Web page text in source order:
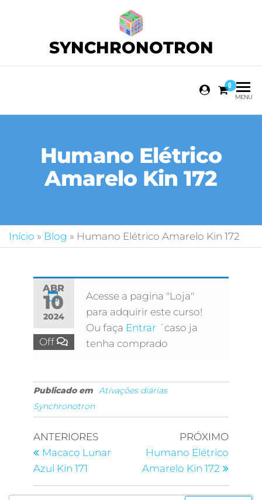
SYNCHRONOTRON
0
MENU
Humano Elétrico
Amarelo Kin 172
Início » Blog » Humano Elétrico Amarelo Kin 172
ABR
10
2024
Off
Acesse a pagina "Loja"
para adquirir este curso!
Ou faça Entrar ´caso ja
tenha comprado
Publicado em Ativações diárias
Synchronotron
ANTERIORES
Macaco Lunar
Azul Kin 171
PRÓXIMO
Humano Elétrico
Amarelo Kin 172